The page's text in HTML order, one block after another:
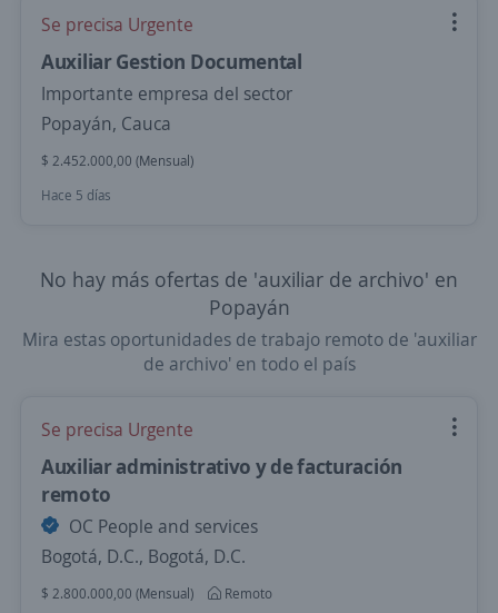
Se precisa Urgente
Auxiliar Gestion Documental
Importante empresa del sector
Popayán, Cauca
$ 2.452.000,00 (Mensual)
Hace 5 días
No hay más ofertas de 'auxiliar de archivo' en
Popayán
Mira estas oportunidades de trabajo remoto de 'auxiliar
de archivo' en todo el país
Se precisa Urgente
Auxiliar administrativo y de facturación
remoto
OC People and services
Bogotá, D.C., Bogotá, D.C.
$ 2.800.000,00 (Mensual)
Remoto